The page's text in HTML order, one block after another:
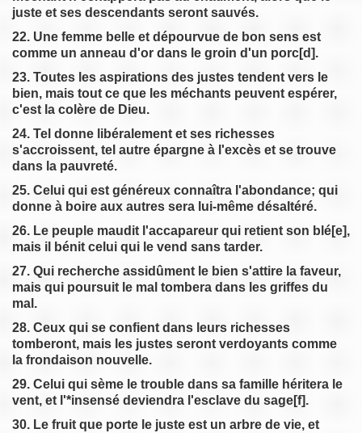
juste et ses descendants seront sauvés.
22. Une femme belle et dépourvue de bon sens est
comme un anneau d'or dans le groin d'un porc[d].
23. Toutes les aspirations des justes tendent vers le
bien, mais tout ce que les méchants peuvent espérer,
c'est la colère de Dieu.
24. Tel donne libéralement et ses richesses
s'accroissent, tel autre épargne à l'excès et se trouve
dans la pauvreté.
25. Celui qui est généreux connaîtra l'abondance; qui
donne à boire aux autres sera lui-même désaltéré.
26. Le peuple maudit l'accapareur qui retient son blé[e],
mais il bénit celui qui le vend sans tarder.
27. Qui recherche assidûment le bien s'attire la faveur,
mais qui poursuit le mal tombera dans les griffes du
mal.
28. Ceux qui se confient dans leurs richesses
tomberont, mais les justes seront verdoyants comme
la frondaison nouvelle.
29. Celui qui sème le trouble dans sa famille héritera le
vent, et l'*insensé deviendra l'esclave du sage[f].
30. Le fruit que porte le juste est un arbre de vie, et